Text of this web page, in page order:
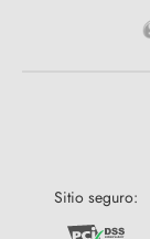
Sitio seguro: